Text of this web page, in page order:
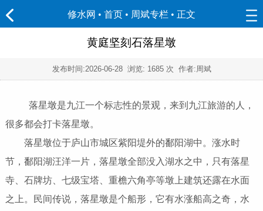
修水网 • 首页 • 周斌专栏 • 正文
黄庭坚刻石落星墩
发布时间:2026-06-28浏览: 1685 次 作者:周斌
落星墩是九江一个标志性的景观，来到九江旅游的人，
很多都会打卡落星墩。
落星墩位于庐山市城区紫阳堤外的鄱阳湖中。涨水时
节，鄱阳湖汪洋一片，落星墩全部没入湖水之中，只有落星
寺、石牌坊、七级宝塔、重檐六角亭等墩上建筑还露在水面
之上。民间传说，落星墩是个船形，它有水涨船高之奇，水